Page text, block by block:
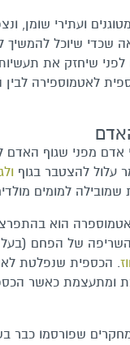
ועתירי שומן,
שיוכל להמשיך
לפני שיחזק את
לאטמוספירה
אדם מפני שגוף
עלול להצטבר בגוף
למומים
הוא
של הפחם
. הכספית שנפלטת
ומתעצמת כאשר
שפורסמו